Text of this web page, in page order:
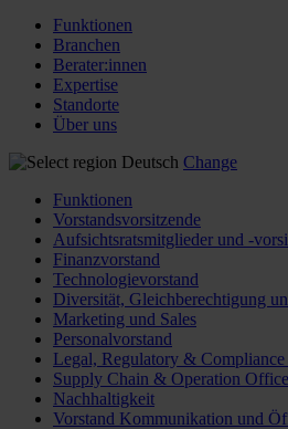
Funktionen
Branchen
Berater:innen
Expertise
Standorte
Über uns
Deutsch Change
Funktionen
Vorstandsvorsitzende
Aufsichtsratsmitglieder und -
Finanzvorstand
Technologievorstand
Diversität, Gleichberechtigung
Marketing und Sales
Personalvorstand
Legal, Regulatory & Compliance
Supply Chain & Operation
Nachhaltigkeit
Vorstand Kommunikation und